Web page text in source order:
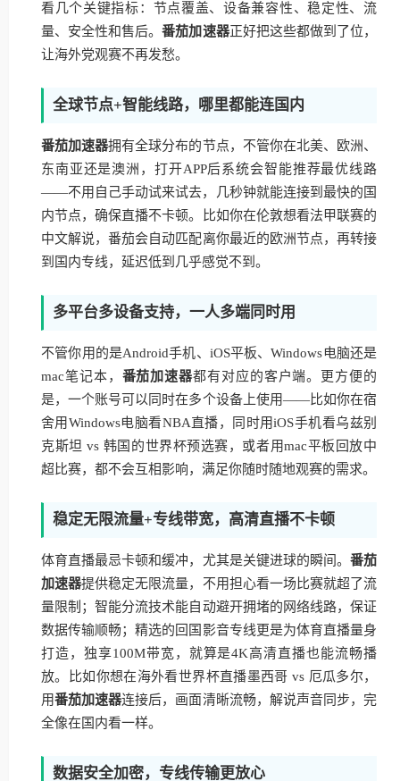
看几个关键指标：节点覆盖、设备兼容性、稳定性、流
量、安全性和售后。番茄加速器正好把这些都做到了位，
让海外党观赛不再发愁。
全球节点+智能线路，哪里都能连国内
番茄加速器拥有全球分布的节点，不管你在北美、欧洲、
东南亚还是澳洲，打开APP后系统会智能推荐最优线路
——不用自己手动试来试去，几秒钟就能连接到最快的国
内节点，确保直播不卡顿。比如你在伦敦想看法甲联赛的
中文解说，番茄会自动匹配离你最近的欧洲节点，再转接
到国内专线，延迟低到几乎感觉不到。
多平台多设备支持，一人多端同时用
不管你用的是Android手机、iOS平板、Windows电脑还是
mac笔记本， 番茄加速器都有对应的客户端。更方便的
是，一个账号可以同时在多个设备上使用——比如你在宿
舍用Windows电脑看NBA直播，同时用iOS手机看乌兹别
克斯坦 vs 韩国的世界杯预选赛，或者用mac平板回放中
超比赛，都不会互相影响，满足你随时随地观赛的需求。
稳定无限流量+专线带宽，高清直播不卡顿
体育直播最忌卡顿和缓冲，尤其是关键进球的瞬间。 番茄
加速器提供稳定无限流量，不用担心看一场比赛就超了流
量限制；智能分流技术能自动避开拥堵的网络线路，保证
数据传输顺畅；精选的回国影音专线更是为体育直播量身
打造，独享100M带宽，就算是4K高清直播也能流畅播
放。比如你想在海外看世界杯直播墨西哥 vs 厄瓜多尔，
用番茄加速器连接后，画面清晰流畅，解说声音同步，完
全像在国内看一样。
数据安全加密，专线传输更放心